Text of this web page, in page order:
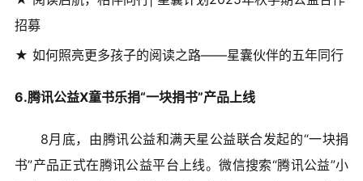
招募
★ 如何照亮更多孩子的阅读之路——星囊伙伴的五年同行
6.腾讯公益X童书乐捐“一块捐书”产品上线
8月底，由腾讯公益和满天星公益联合发起的“一块捐
书”产品正式在腾讯公益平台上线。微信搜索“腾讯公益”小